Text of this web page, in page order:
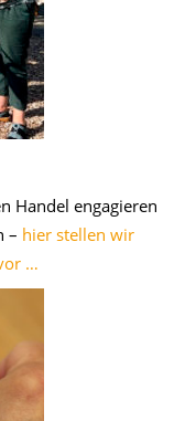
Handel engagieren
– hier stellen wir
…